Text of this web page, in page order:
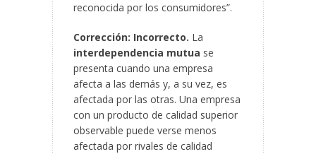
reconocida por los consumidores”.
Corrección: Incorrecto. La
interdependencia mutua se
presenta cuando una empresa
afecta a las demás y, a su vez, es
afectada por las otras. Una empresa
con un producto de calidad superior
observable puede verse menos
afectada por rivales de calidad